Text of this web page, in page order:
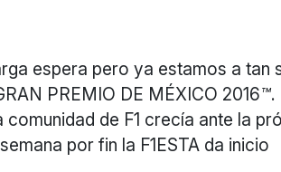
espera pero ya estamos a tan
PREMIO DE MÉXICO 2016™.
comunidad de F1 crecía ante la
por fin la F1ESTA da inicio